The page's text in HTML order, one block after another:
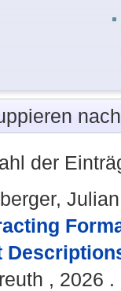
der
Julian
, 2026